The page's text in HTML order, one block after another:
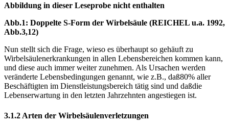
Abbildung in dieser Leseprobe nicht enthalten
Abb.1: Doppelte S-Form der Wirbelsäule (REICHEL u.a. 1992,
Abb.3,12)
Nun stellt sich die Frage, wieso es überhaupt so gehäuft zu
Wirbelsäulenerkrankungen in allen Lebensbereichen kommen kann,
und diese auch immer weiter zunehmen. Als Ursachen werden
veränderte Lebensbedingungen genannt, wie z.B., daß80% aller
Beschäftigten im Dienstleistungsbereich tätig sind und daßdie
Lebenserwartung in den letzten Jahrzehnten angestiegen ist.
3.1.2 Arten der Wirbelsäulenverletzungen